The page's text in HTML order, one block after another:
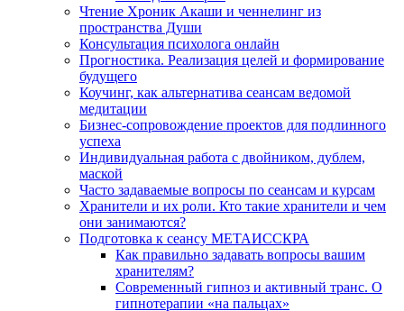
Чтение Хроник Акаши и ченнелинг из
пространства Души
Консультация психолога онлайн
Прогностика. Реализация целей и формирование
будущего
Коучинг, как альтернатива сеансам ведомой
медитации
Бизнес-сопровождение проектов для подлинного
успеха
Индивидуальная работа с двойником, дублем,
маской
Часто задаваемые вопросы по сеансам и курсам
Хранители и их роли. Кто такие хранители и чем
они занимаются?
Подготовка к сеансу МЕТАИССКРА
Как правильно задавать вопросы вашим
хранителям?
Современный гипноз и активный транс. О
гипнотерапии «на пальцах»